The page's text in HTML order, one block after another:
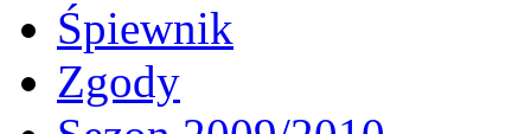
Śpiewnik
Zgody